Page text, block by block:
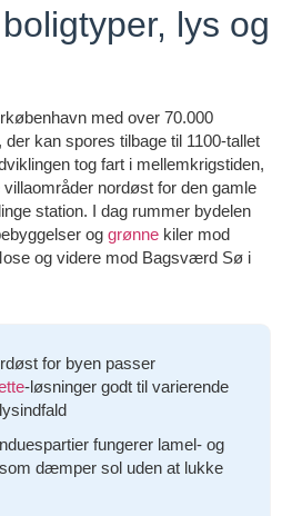
lys og
med over 70.000
kan spores tilbage til 1100-tallet
tog fart i mellemkrigstiden,
nordøst for den gamle
station. I dag rummer bydelen
og grønne kiler mod
og videre mod Bagsværd Sø i
for byen passer
-løsninger godt til varierende
fungerer lamel- og
dæmper sol uden at lukke